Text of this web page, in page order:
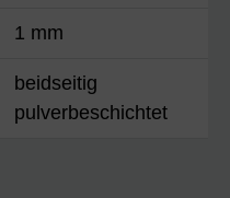
1 mm
beidseitig
pulverbeschichtet